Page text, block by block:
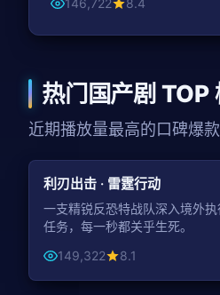
146,722 8.4
热门国产剧 TOP
近期播放量最高的口碑爆
动作
利刃出击 · 雷霆行动
一支精锐反恐特战队深入境外
任务，每一秒都关乎生死。
149,322
8.1